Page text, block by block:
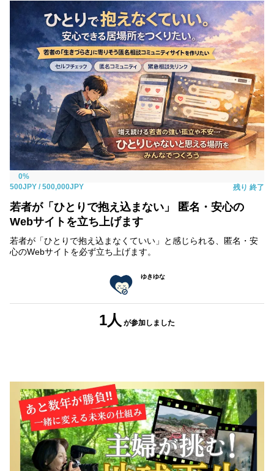
0%
500JPY / 500,000JPY 残り 終了
若者が「ひとりで抱え込まない」 匿名・安心の
Webサイトを立ち上げます
若者が「ひとりで抱え込まなくていい」と感じられる、匿名・安
心のWebサイトを必ず立ち上げます。
ゆきゆな
1人 が参加しました